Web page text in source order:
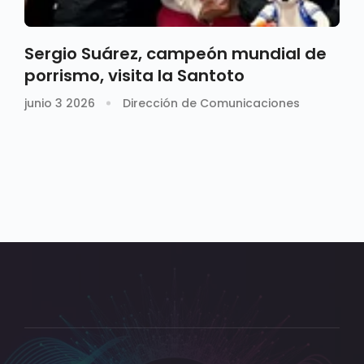
Sergio Suárez, campeón mundial de
porrismo, visita la Santoto
junio 3 2026 Dirección de Comunicaciones